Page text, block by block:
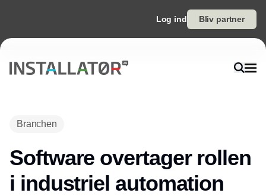
Log ind Bliv partner
Branchen
Software overtager rollen
i industriel automation